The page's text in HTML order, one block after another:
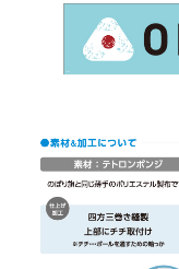
KEYWORD
注目キーワー
チュクミ 韓国グ
CATEGORY
ご利用ガイ
USER GUIDE
ご利用ガイド ト
取り扱い商品一覧
既製デザイン商
初めての方
BEGINNER'S GUIDE
初めての方へ ト